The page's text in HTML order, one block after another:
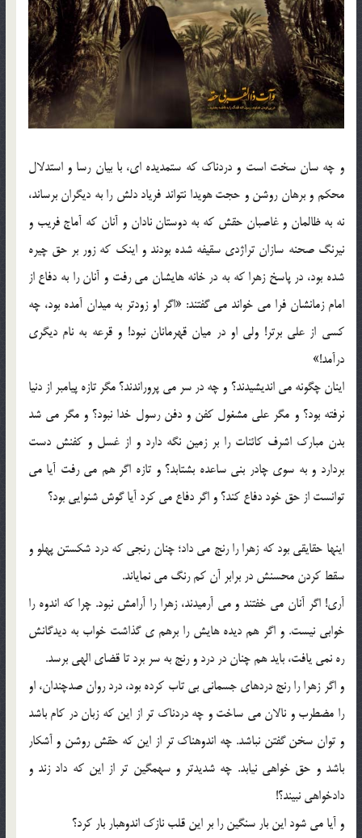
و چه سان سخت است و دردناک که ستمدیده ای، با بیان رسا و استدلال
محکم و برهان روشن و حجت هویدا نتواند فریاد دلش را به دیگران برساند،
نه به ظالمان و غاصبان حقش که به دوستان نادان و آنان که آماج فریب و
نیرنگ صحنه سازان تراژدی سقیفه شده بودند و اینک که زور بر حق چیره
شده بود، در پاسخ زهرا که به در خانه هایشان می رفت و آنان را به دفاع از
امام زمانشان فرا می خواند می گفتند: «اگر او زودتر به میدان آمده بود، چه
کسی از علی برتر! ولی او در میان قهرمانان نبود! و قرعه به نام دیگری
درآمد!»
اینان چگونه می اندیشیدند؟ و چه در سر می پروراندند؟ مگر تازه پیامبر از دنیا
نرفته بود؟ و مگر علی مشغول کفن و دفن رسول خدا نبود؟ و مگر می شد
بدن مبارک اشرف کائنات را بر زمین نگه دارد و از غسل و کفنش دست
بردارد و به سوی چادر بنی ساعده بشتابد؟ و تازه اگر هم می رفت آیا می
توانست از حق خود دفاع کند؟ و اگر دفاع می کرد آیا گوش شنوایی بود؟
اینها حقایقی بود که زهرا را رنج می داد؛ چنان رنجی که درد شکستن پهلو و
سقط کردن محسنش در برابر آن کم رنگ می نمایاند.
آری! اگر آنان می خفتند و می آرمیدند، زهرا را آرامش نبود. چرا که اندوه را
خوابی نیست. و اگر هم دیده هایش را برهم ی گذاشت خواب به دیدگانش
ره نمی یافت، باید هم چنان در درد و رنج به سر برد تا قضای الهی برسد.
و اگر زهرا را رنج دردهای جسمانی بی تاب کرده بود، درد روان صدچندان، او
را مضطرب و نالان می ساخت و چه دردناک تر از این که زبان در کام باشد
و توان سخن گفتن نباشد. چه اندوهناک تر از این که حقش روشن و آشکار
باشد و حق خواهی نیابد. چه شدیدتر و سهمگین تر از این که داد زند و
دادخواهی نبیند؟!
و آیا می شود این بار سنگین را بر این قلب نازک اندوهبار بار کرد؟